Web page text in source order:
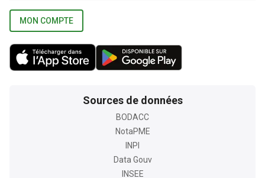
MON COMPTE
Sources de données
BODACC
NotaPME
INPI
Data Gouv
INSEE